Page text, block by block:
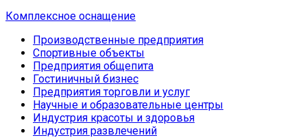
Комплексное оснащение
Производственные предприятия
Спортивные объекты
Предприятия общепита
Гостиничный бизнес
Предприятия торговли и услуг
Научные и образовательные центры
Индустрия красоты и здоровья
Индустрия развлечений